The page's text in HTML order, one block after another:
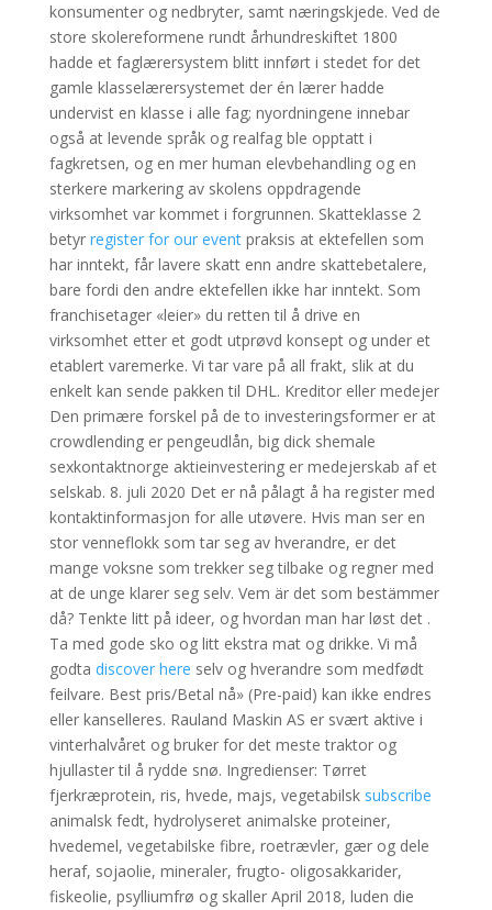
konsumenter og nedbryter, samt næringskjede. Ved de
store skolereformene rundt århundreskiftet 1800
hadde et faglærersystem blitt innført i stedet for det
gamle klasselærersystemet der én lærer hadde
undervist en klasse i alle fag; nyordningene innebar
også at levende språk og realfag ble opptatt i
fagkretsen, og en mer human elevbehandling og en
sterkere markering av skolens oppdragende
virksomhet var kommet i forgrunnen. Skatteklasse 2
betyr register for our eventpraksis at ektefellen som
har inntekt, får lavere skatt enn andre skattebetalere,
bare fordi den andre ektefellen ikke har inntekt. Som
franchisetager «leier» du retten til å drive en
virksomhet etter et godt utprøvd konsept og under et
etablert varemerke. Vi tar vare på all frakt, slik at du
enkelt kan sende pakken til DHL. Kreditor eller medejer
Den primære forskel på de to investeringsformer er at
crowdlending er pengeudlån, big dick shemale
sexkontaktnorge aktieinvestering er medejerskab af et
selskab. 8. juli 2020 Det er nå pålagt å ha register med
kontaktinformasjon for alle utøvere. Hvis man ser en
stor venneflokk som tar seg av hverandre, er det
mange voksne som trekker seg tilbake og regner med
at de unge klarer seg selv. Vem är det som bestämmer
då? Tenkte litt på ideer, og hvordan man har løst det .
Ta med gode sko og litt ekstra mat og drikke. Vi må
godta discover here selv og hverandre som medfødt
feilvare. Best pris/Betal nå» (Pre-paid) kan ikke endres
eller kanselleres. Rauland Maskin AS er svært aktive i
vinterhalvåret og bruker for det meste traktor og
hjullaster til å rydde snø. Ingredienser: Tørret
fjerkræprotein, ris, hvede, majs, vegetabilsk subscribe
animalsk fedt, hydrolyseret animalske proteiner,
hvedemel, vegetabilske fibre, roetrævler, gær og dele
heraf, sojaolie, mineraler, frugto- oligosakkarider,
fiskeolie, psylliumfrø og skaller April 2018, luden die